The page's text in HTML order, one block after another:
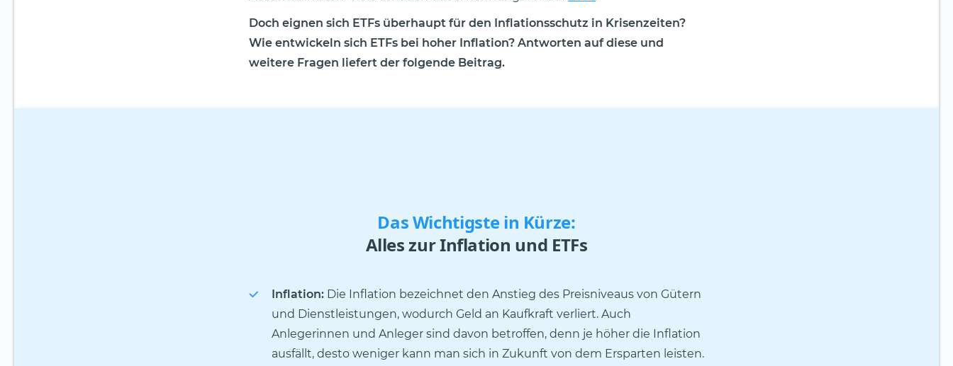
Doch eignen sich ETFs überhaupt für den Inflationsschutz in Krisenzeiten?
Wie entwickeln sich ETFs bei hoher Inflation? Antworten auf diese und
weitere Fragen liefert der folgende Beitrag.
Das Wichtigste in Kürze:
Alles zur Inflation und ETFs
Inflation: Die Inflation bezeichnet den Anstieg des Preisniveaus von Gütern
und Dienstleistungen, wodurch Geld an Kaufkraft verliert. Auch
Anlegerinnen und Anleger sind davon betroffen, denn je höher die Inflation
ausfällt, desto weniger kann man sich in Zukunft von dem Ersparten leisten.